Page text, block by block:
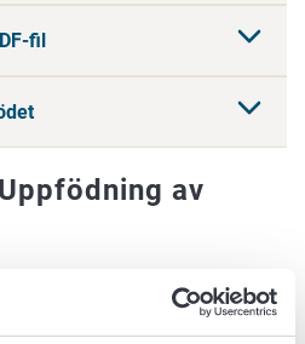
fil
av
av lantrasdjur 2026innan